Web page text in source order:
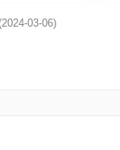
(2024-03-06)